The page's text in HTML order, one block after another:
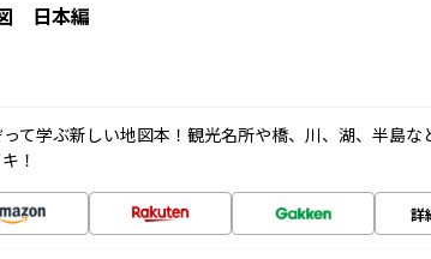
日本編
て学ぶ新しい地図本！観光名所や橋、川、湖、半島な
！
詳